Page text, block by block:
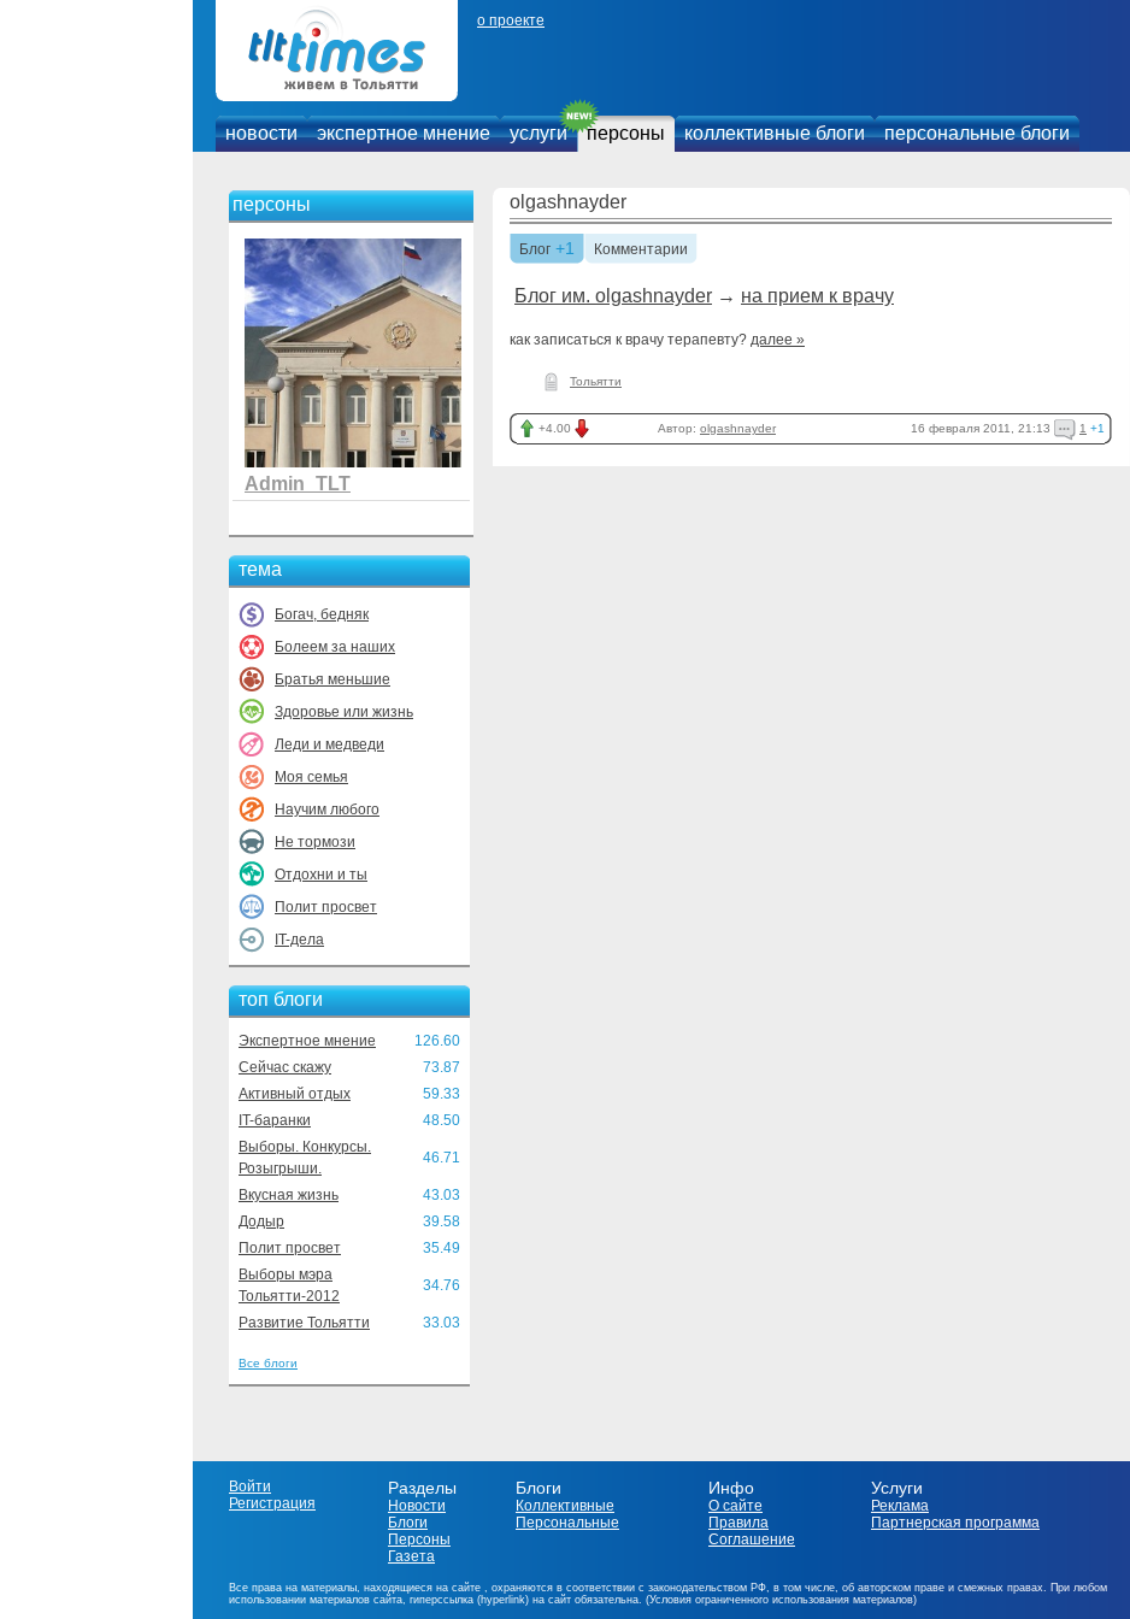
о проекте
новости экспертное мнение услуги персоны коллективные блоги персональные блоги
персоны
Admin_TLT
тема
Богач, бедняк
Болеем за наших
Братья меньшие
Здоровье или жизнь
Леди и медведи
Моя семья
Научим любого
Не тормози
Отдохни и ты
Полит просвет
IT-дела
топ блоги
Экспертное мнение
126.60
Сейчас скажу
73.87
Активный отдых
59.33
IT-баранки
48.50
Выборы. Конкурсы.
Розыгрыши.
46.71
Вкусная жизнь
43.03
Додыр
39.58
Полит просвет
35.49
Выборы мэра
Тольятти-2012
34.76
Развитие Тольятти 33.03
Все блоги
olgashnayder
Блог +1 Комментарии
Блог им. olgashnayder → на прием к врачу
как записаться к врачу терапевту? далее »
Тольятти
+4.00 Автор: olgashnayder 16 февраля 2011, 21:13 1 +1
Войти
Регистрация
Разделы
Новости
Блоги
Персоны
Газета
Блоги
Коллективные
Персональные
Инфо
О сайте
Правила
Соглашение
Услуги
Реклама
Партнерская программа
Все права на материалы, находящиеся на сайте , охраняются в соответствии с законодательством РФ, в том числе, об авторском праве и смежных правах. При любом
использовании материалов сайта, гиперссылка (hyperlink) на сайт обязательна. (Условия ограниченного использования материалов)